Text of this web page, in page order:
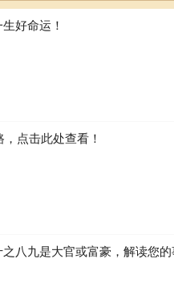
好命运！
点击此处查看！
八九是大官或富豪，解读您